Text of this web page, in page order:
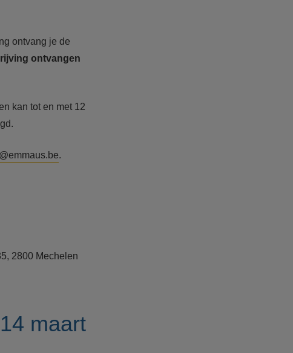
ontvang je de
ontvangen
kan tot en met 12
.
2800 Mechelen
maart